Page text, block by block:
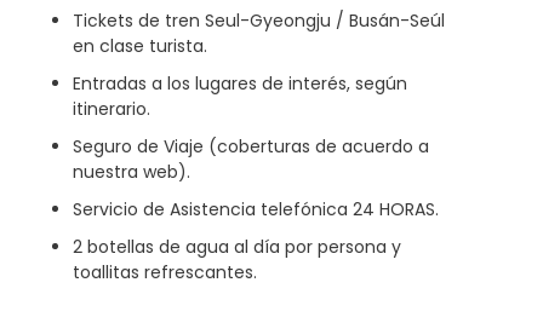
Tickets de tren Seul-Gyeongju / Busán-Seúl
en clase turista.
Entradas a los lugares de interés, según
itinerario.
Seguro de Viaje (coberturas de acuerdo a
nuestra web).
Servicio de Asistencia telefónica 24 HORAS.
2 botellas de agua al día por persona y
toallitas refrescantes.